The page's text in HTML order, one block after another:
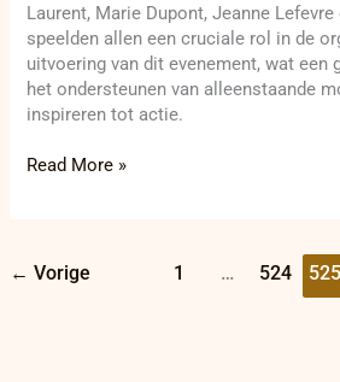
Laurent, Marie Dupont, Jeanne
speelden allen een cruciale rol in de
uitvoering van dit evenement, wat een
het ondersteunen van alleenstaande
inspireren tot actie.
Read More »
← Vorige 1 … 524 525